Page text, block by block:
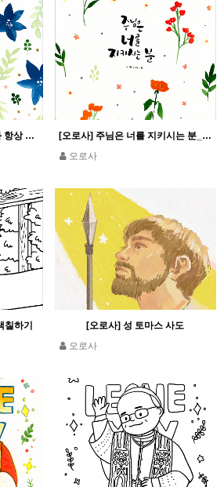
[오로사] 처음과 같이 이제와 항상 영원히 아멘
[오로사] 주님은 너를 지키시는 분_시편 121,5
오로사
하기
[오로사] 성 토마스 사도
오로사